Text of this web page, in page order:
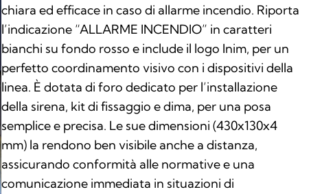
chiara ed efficace in caso di allarme incendio. Riporta
l’indicazione “ALLARME INCENDIO” in caratteri
bianchi su fondo rosso e include il logo Inim, per un
perfetto coordinamento visivo con i dispositivi della
linea. È dotata di foro dedicato per l’installazione
della sirena, kit di fissaggio e dima, per una posa
semplice e precisa. Le sue dimensioni (430x130x4
mm) la rendono ben visibile anche a distanza,
assicurando conformità alle normative e una
comunicazione immediata in situazioni di